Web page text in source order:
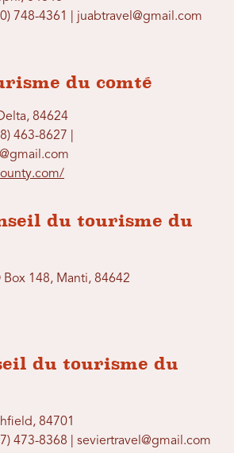
748-4361 | juabtravel@gmail.com
du comté
84624
463-8627 |
du tourisme du
Box 148, Manti, 84642
du tourisme du
84701
473-8368 | seviertravel@gmail.com